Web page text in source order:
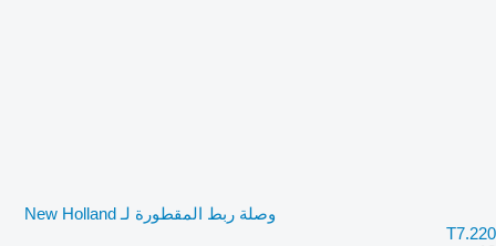
وصلة ربط المقطورة لـ New Holland
T7.220